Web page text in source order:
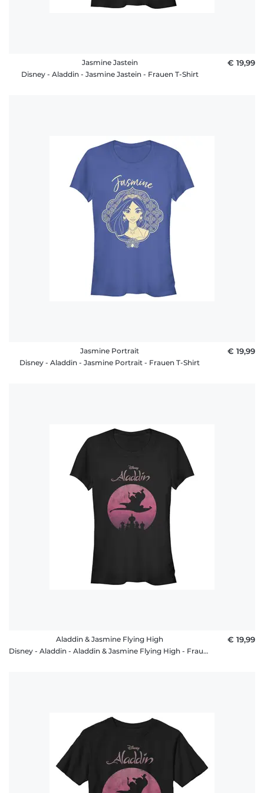
Jasmine Jastein
Disney - Aladdin - Jasmine Jastein - Frauen T-Shirt
€ 19,99
Jasmine Portrait
Disney - Aladdin - Jasmine Portrait - Frauen T-Shirt
€ 19,99
Aladdin & Jasmine Flying High
Disney - Aladdin - Aladdin & Jasmine Flying High - Frauen T-Shirt
€ 19,99